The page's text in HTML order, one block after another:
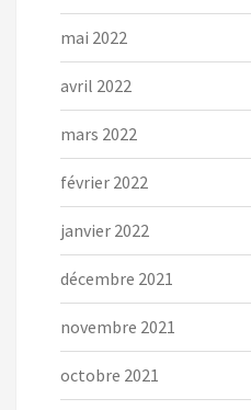
mai 2022
avril 2022
mars 2022
février 2022
janvier 2022
décembre 2021
novembre 2021
octobre 2021